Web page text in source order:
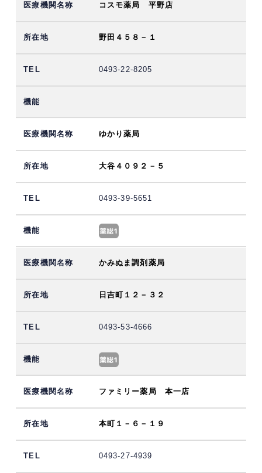
コスモ薬局 平野店
野田４５８－１
0493-22-8205
ゆかり薬局
大谷４０９２－５
0493-39-5651
かみぬま調剤薬局
日吉町１２－３２
0493-53-4666
ファミリー薬局 本一店
本町１－６－１９
0493-27-4939